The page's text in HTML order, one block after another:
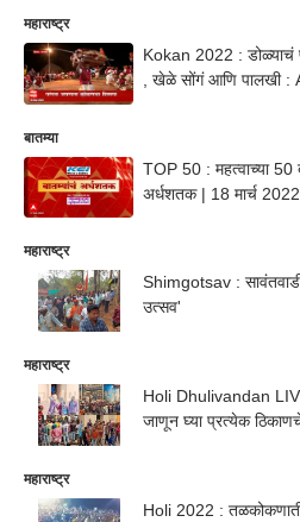
महाराष्ट्र
Kokan 2022 : डोळ्याचं
, खेळे सोंगं आणि पालखी :
बातम्या
TOP 50 : महत्वाच्या 50
अर्धशतक | 18 मार्च
महाराष्ट्र
Shimgotsav :
उत्सव'
महाराष्ट्र
Holi Dhulivandan LIVE : सर्वत्र धुलिवंदनाचा
जाणून घ्या प्रत्येक
महाराष्ट्र
Holi 2022 :